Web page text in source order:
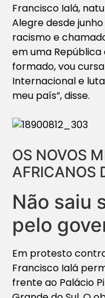
Francisco Ialá,
Alegre desde
racismo e
em uma República
formado, vou
Internacional e
meu país”, disse.
OS NOVOS
AFRICANOS
Não saiu
pelo
Em protesto
Francisco Ialá
frente ao Palácio